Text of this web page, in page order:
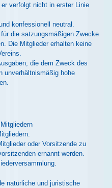
verfolgt nicht in erster Linie
konfessionell neutral.
die satzungsmäßigen Zwecke
Die Mitglieder erhalten keine
die dem Zweck des
unverhältnismäßig hohe
oder Vorsitzende zu
ernannt werden.
natürliche und juristische